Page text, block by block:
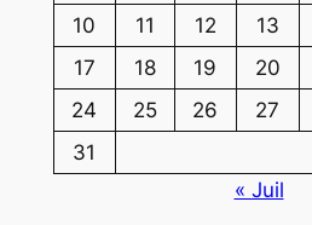
10
11 12 13
17
18 19 20
24
25 26 27
31
« Juil